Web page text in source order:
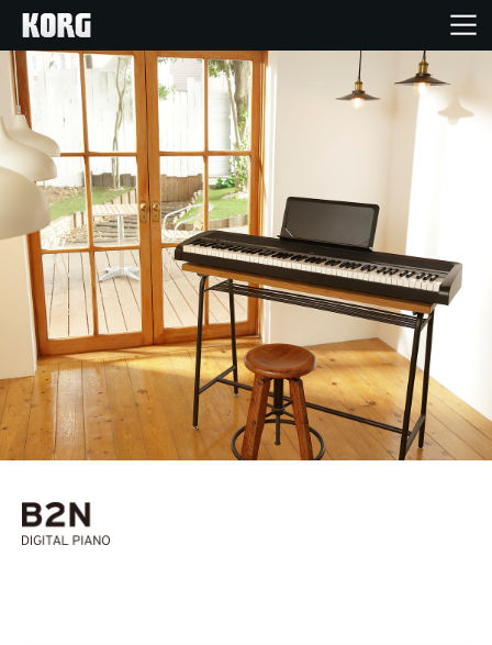
Ana Sayfa
Ürünler
Özellikler
Etkinlikler
Destek
Mağaza Bulucu
Haberler
Konum